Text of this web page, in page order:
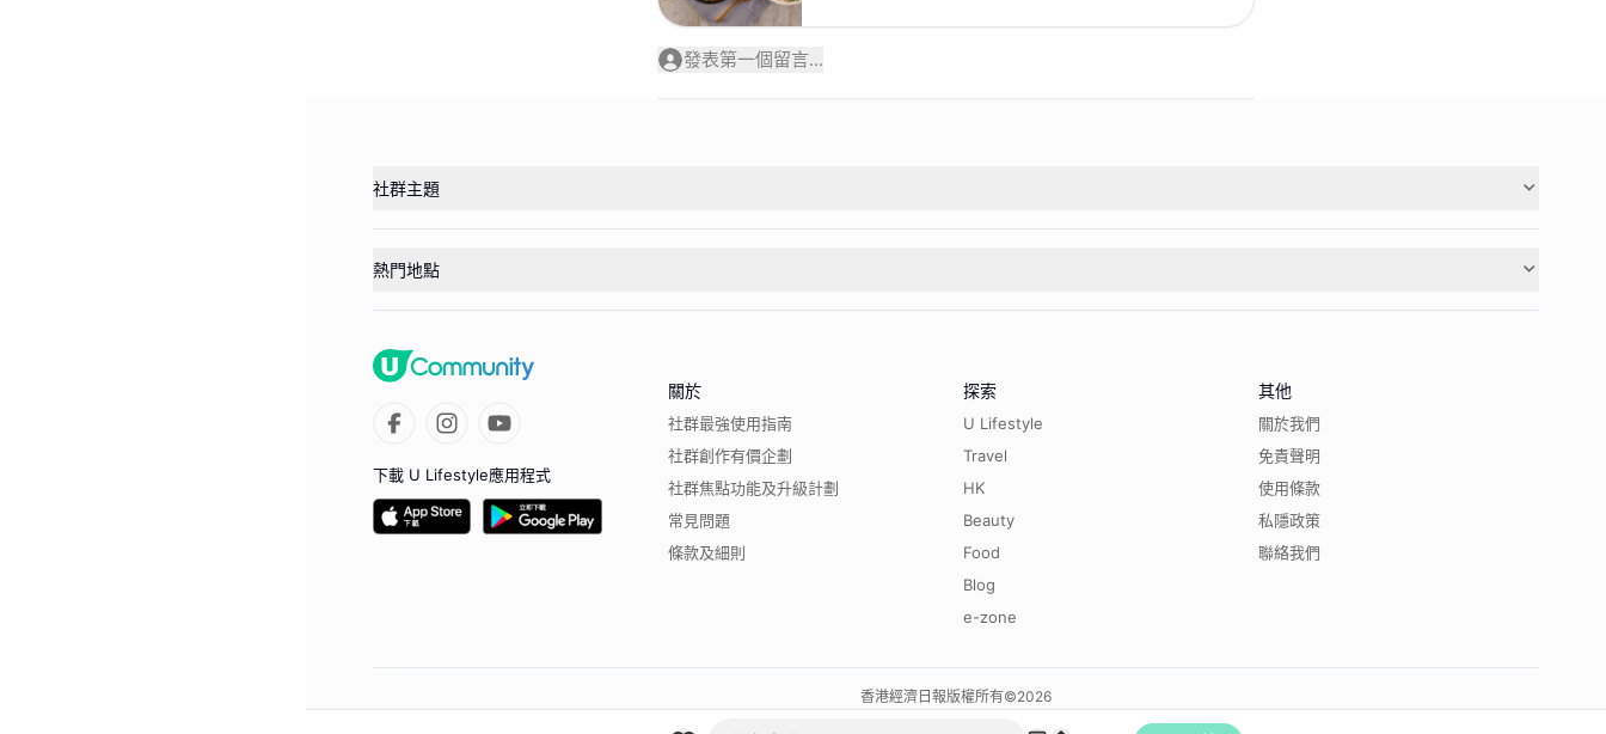
發表第一個留言...
社群主題
熱門地點
下載 U Lifestyle應用程式
關於
社群最強使用指南
社群創作有價企劃
社群焦點功能及升級計劃
常見問題
條款及細則
探索
U Lifestyle
Travel
HK
Beauty
Food
Blog
e-zone
其他
關於我們
免責聲明
使用條款
私隱政策
聯絡我們
香港經濟日報版權所有©2026